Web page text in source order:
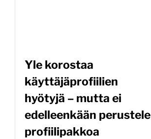
Yle korostaa
käyttäjäprofiilien
hyötyjä – mutta ei
edelleenkään perustele
profiilipakkoa